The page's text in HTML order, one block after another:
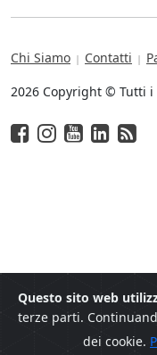
Questo sito web
terze parti.
dei cookie.
Chi Siamo | Contatti |
2026 Copyright © Tutti